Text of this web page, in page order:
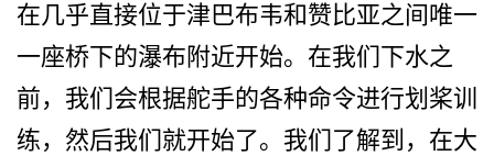
在­几乎直接位于津巴布韦和赞比亚之间唯一
一座桥下的瀑­布附近开始。在我们下水之
前，我们会根据舵手的各种­命令进行划桨训
练，然后我们就开始了。我们了解到，­在大